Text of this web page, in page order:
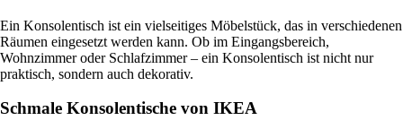
Ein Konsolentisch ist ein vielseitiges Möbelstück, das in verschiedenen
Räumen eingesetzt werden kann. Ob im Eingangsbereich,
Wohnzimmer oder Schlafzimmer – ein Konsolentisch ist nicht nur
praktisch, sondern auch dekorativ.
Schmale Konsolentische von IKEA